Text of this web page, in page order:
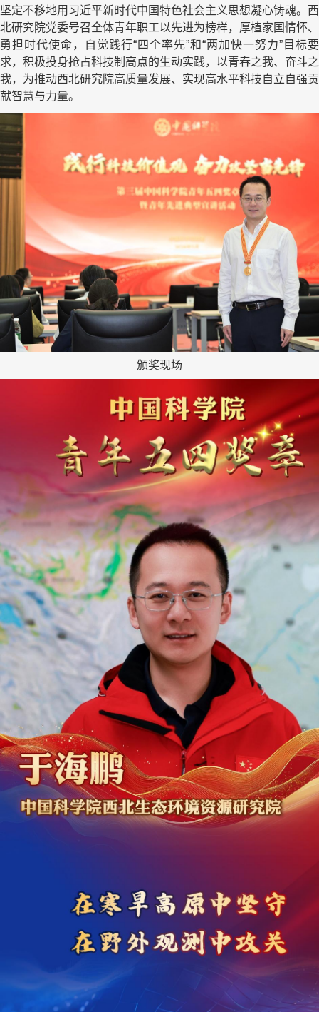
坚定不移地用习近平新时代中国特色社会主义思想凝心铸魂。西
北研究院党委号召全体青年职工以先进为榜样，厚植家国情怀、
勇担时代使命，自觉践行“四个率先”和“两加快一努力”目标要
求，积极投身抢占科技制高点的生动实践，以青春之我、奋斗之
我，为推动西北研究院高质量发展、实现高水平科技自立自强贡
献智慧与力量。
颁奖现场